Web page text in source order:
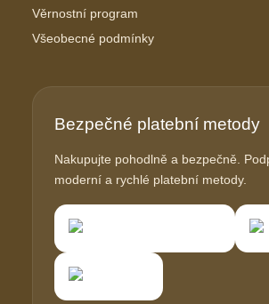
Věrnostní program
Všeobecné podmínky
Bezpečné platební metody
Nakupujte pohodlně a bezpečně.
moderní a rychlé platební metody.